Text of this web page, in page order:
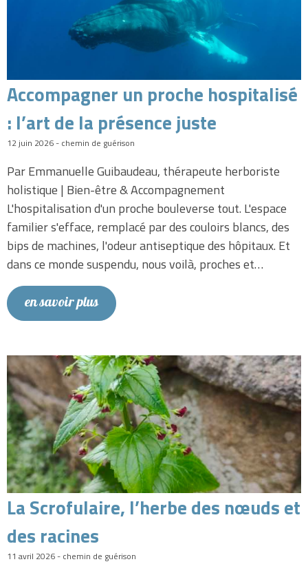
Accompagner un proche hospitalisé
: l’art de la présence juste
12 juin 2026 - chemin de guérison
Par Emmanuelle Guibaudeau, thérapeute herboriste
holistique | Bien-être & Accompagnement
L'hospitalisation d'un proche bouleverse tout. L'espace
familier s'efface, remplacé par des couloirs blancs, des
bips de machines, l'odeur antiseptique des hôpitaux. Et
dans ce monde suspendu, nous voilà, proches et…
en savoir plus
La Scrofulaire, l’herbe des nœuds et
des racines
11 avril 2026 - chemin de guérison